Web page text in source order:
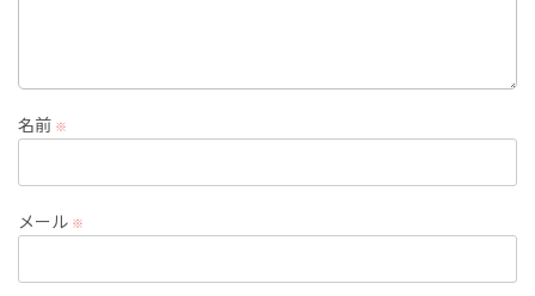
名前 ※
メール ※